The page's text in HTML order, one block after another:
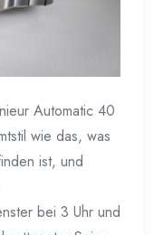
Automatic 40
wie das, was
ist, und
bei 3 Uhr und